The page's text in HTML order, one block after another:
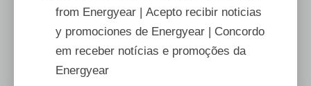
from Energyear | Acepto recibir noticias
y promociones de Energyear | Concordo
em receber notícias e promoções da
Energyear